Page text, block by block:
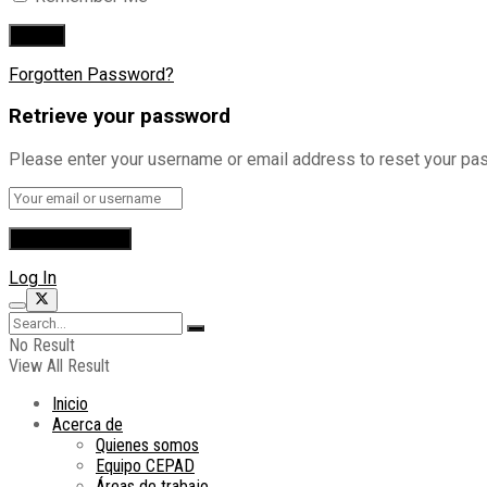
Forgotten Password?
Retrieve your password
Please enter your username or email address to reset your
Log In
No Result
View All Result
Inicio
Acerca de
Quienes somos
Equipo CEPAD